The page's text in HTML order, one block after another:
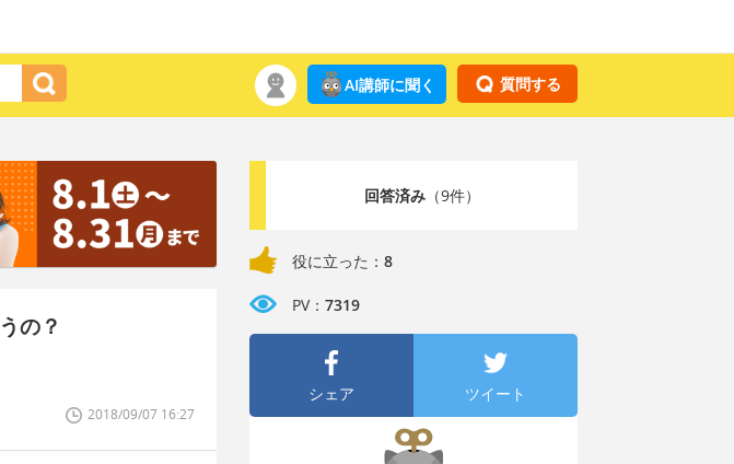
質問する
AI講師に聞く
の？
2018/09/07 16:27
回答済み（9件）
役に立った： 8
PV： 7319
シェア ツイート